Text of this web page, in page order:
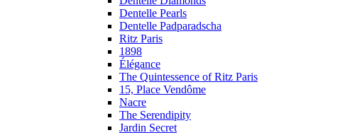
Dentelle Pearls
Dentelle Padparadscha
Ritz Paris
1898
Élégance
The Quintessence of Ritz Paris
15, Place Vendôme
Nacre
The Serendipity
Jardin Secret